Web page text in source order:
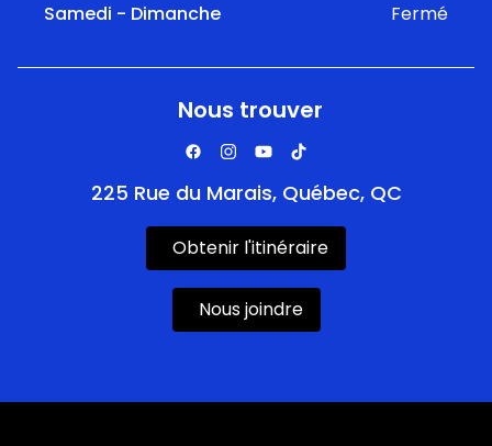
Samedi - Dimanche Fermé
Nous trouver
225 Rue du Marais, Québec, QC
Obtenir l'itinéraire
Nous joindre